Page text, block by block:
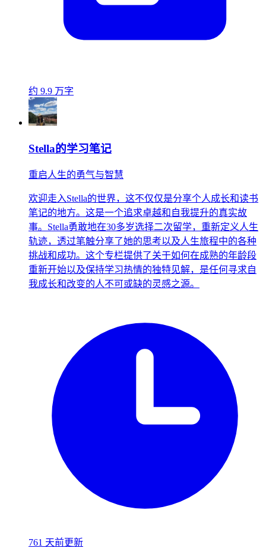
约 9.9 万字
Stella的学习笔记
重启人生的勇气与智慧
欢迎走入Stella的世界，这不仅仅是分享个人成长和读书
笔记的地方。这是一个追求卓越和自我提升的真实故
事。Stella勇敢地在30多岁选择二次留学，重新定义人生
轨迹，透过笔触分享了她的思考以及人生旅程中的各种
挑战和成功。这个专栏提供了关于如何在成熟的年龄段
重新开始以及保持学习热情的独特见解，是任何寻求自
我成长和改变的人不可或缺的灵感之源。
761 天前更新